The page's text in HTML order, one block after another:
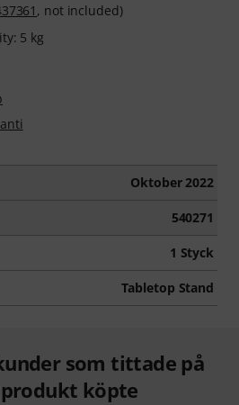
, not included)
5 kg
Oktober 2022
540271
1 Styck
Tabletop Stand
som tittade på
köpte